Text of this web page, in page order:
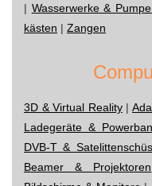
| Wasserwerke &
kästen | Zangen
3D & Virtual Reality|
Ladegeräte &
DVB-T &
Beamer & Projektoren